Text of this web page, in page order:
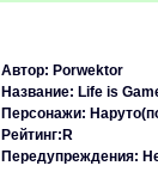
Автор: Porwektor
Название: Life is
Персонажи:
Рейтинг:R
Передупреждения: